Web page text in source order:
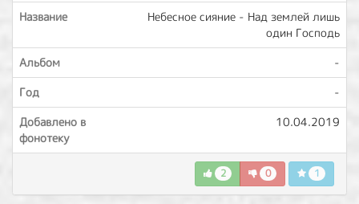
Название
Небесное сияние - Над землей лишь
один Господь
Альбом
-
Год
-
Добавлено в
фонотеку
10.04.2019
2 0 1